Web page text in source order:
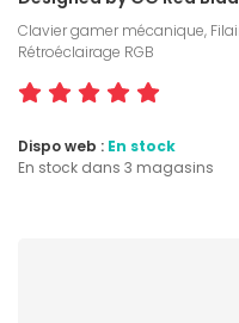
Clavier gamer mécanique,
Rétroéclairage RGB
Dispo web : En stock
En stock dans 3 magasins